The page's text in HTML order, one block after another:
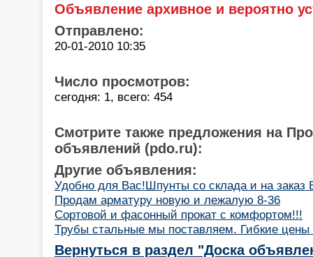
Объявление архивное и вероятно
Отправлено:
20-01-2010 10:35
Число просмотров:
сегодня: 1, всего: 454
Смотрите также предложения на
объявлений (pdo.ru):
Другие объявления:
Удобно для Вас!Шпунты со склада и на заказ
Продам арматуру новую и лежалую 8-36
Сортовой и фасонный прокат с комфортом!!!
Трубы стальные мы поставляем. Гибкие цены
Вернуться в раздел "Доска